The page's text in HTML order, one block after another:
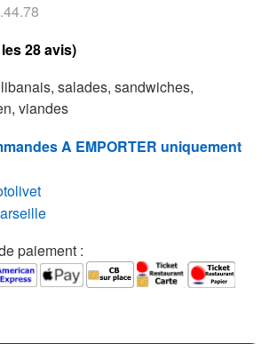
28 avis)
salades, sandwiches,
viandes
A EMPORTER uniquement
paiement :